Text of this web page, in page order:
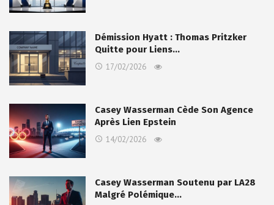
Démission Hyatt : Thomas Pritzker
Quitte pour Liens…
17/02/2026
Casey Wasserman Cède Son Agence
Après Lien Epstein
14/02/2026
Casey Wasserman Soutenu par LA28
Malgré Polémique…